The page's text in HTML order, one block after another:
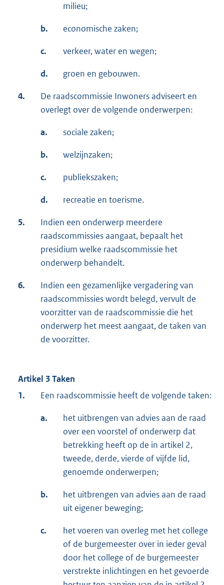
milieu;
b. economische zaken;
c. verkeer, water en wegen;
d. groen en gebouwen.
4.
De raadscommissie Inwoners adviseert en
overlegt over de volgende onderwerpen:
a. sociale zaken;
b. welzijnzaken;
c. publiekszaken;
d. recreatie en toerisme.
5.
Indien een onderwerp meerdere
raadscommissies aangaat, bepaalt het
presidium welke raadscommissie het
onderwerp behandelt.
6.
Indien een gezamenlijke vergadering van
raadscommissies wordt belegd, vervult de
voorzitter van de raadscommissie die het
onderwerp het meest aangaat, de taken van
de voorzitter.
Artikel 3 Taken
1.
Een raadscommissie heeft de volgende taken:
a.
het uitbrengen van advies aan de raad
over een voorstel of onderwerp dat
betrekking heeft op de in artikel 2,
tweede, derde, vierde of vijfde lid,
genoemde onderwerpen;
b.
het uitbrengen van advies aan de raad
uit eigener beweging;
c.
het voeren van overleg met het college
of de burgemeester over in ieder geval
door het college of de burgemeester
verstrekte inlichtingen en het gevoerde